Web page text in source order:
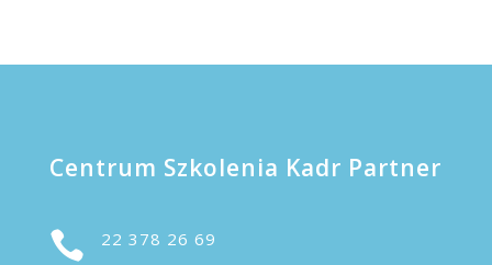
Centrum Szkolenia Kadr Partner
 22 378 26 69